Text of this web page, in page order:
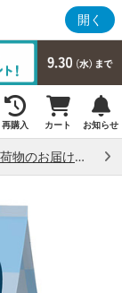
開く
再購入 カート お知らせ
熊本県熊本地方で発生した地震によるお荷物のお届け状況について （7/28）